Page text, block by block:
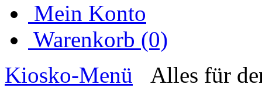
Mein Konto
Warenkorb (0)
Kiosko-Menü
Alles für